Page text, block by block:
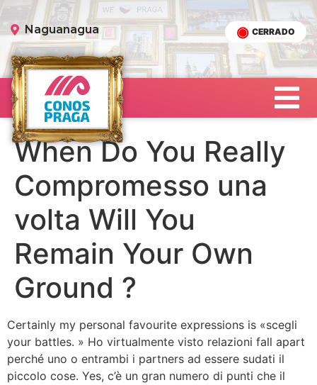
Naguanagua CERRADO
When Do You Really
Compromesso una
volta Will You
Remain Your Own
Ground ?
Certainly my personal favourite expressions is «scegli
your battles. » Ho virtualmente visto relazioni fall apart
perché uno o entrambi i partners ad essere sudati il
piccolo cose. Yes, c’è un gran numero di punti che il